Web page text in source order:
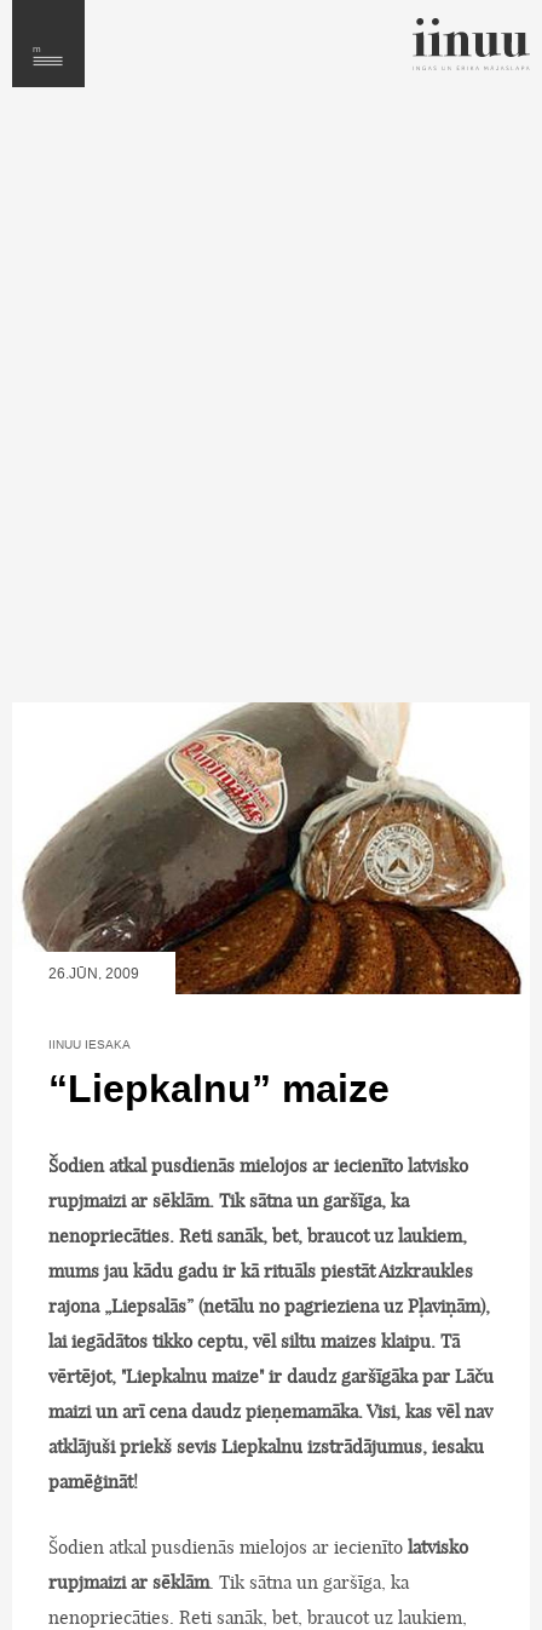
26.JŪN, 2009
IINUU IESAKA
“Liepkalnu” maize
Šodien atkal pusdienās mielojos ar iecienīto latvisko
rupjmaizi ar sēklām. Tik sātna un garšīga, ka
nenopriecāties. Reti sanāk, bet, braucot uz laukiem,
mums jau kādu gadu ir kā rituāls piestāt Aizkraukles
rajona „Liepsalās” (netālu no pagrieziena uz Pļaviņām),
lai iegādātos tikko ceptu, vēl siltu maizes klaipu. Tā
vērtējot, "Liepkalnu maize"ir daudz garšīgāka par Lāču
maizi un arī cena daudz pieņemamāka. Visi, kas vēl nav
atklājuši priekš sevis Liepkalnu izstrādājumus, iesaku
pamēģināt!
Šodien atkal pusdienās mielojos ar iecienīto latvisko
rupjmaizi ar sēklām. Tik sātna un garšīga, ka
nenopriecāties. Reti sanāk, bet, braucot uz laukiem,